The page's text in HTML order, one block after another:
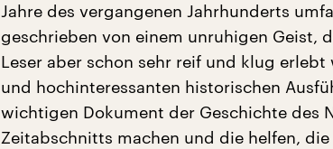
Jahre des vergangenen Jahrhunderts
geschrieben von einem unruhigen Geist,
Leser aber schon sehr reif und klug
und hochinteressanten historischen
wichtigen Dokument der Geschichte des
Zeitabschnitts machen und die helfen,